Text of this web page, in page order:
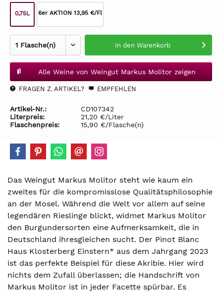
0,75L 6er AKTION 13,95 €/Fl
In den Warenkorb
Alle Weine von Weingut Markus Molitor zeigen
FRAGEN Z. ARTIKEL? EMPFEHLEN
Artikel-Nr.:
CD107342
Literpreis:
21,20 €/Liter
Flaschenpreis:
15,90 €/Flasche(n)
Das Weingut Markus Molitor steht wie kaum ein
zweites für die kompromisslose Qualitätsphilosophie
an der Mosel. Während die Welt vor allem auf seine
legendären Rieslinge blickt, widmet Markus Molitor
den Burgundersorten eine Aufmerksamkeit, die in
Deutschland ihresgleichen sucht. Der Pinot Blanc
Haus Klosterberg Einstern* aus dem Jahrgang 2023
ist das perfekte Beispiel für diese Akribie. Hier wird
nichts dem Zufall überlassen; die Handschrift von
Markus Molitor ist in jeder Facette spürbar. Es